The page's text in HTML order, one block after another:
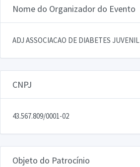
Nome do Organizador do Evento
ADJ ASSOCIACAO DE DIABETES JUVENIL
CNPJ
43.567.809/0001-02
Objeto do Patrocínio